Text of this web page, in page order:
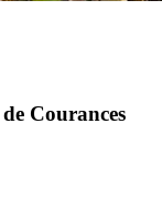
Courances